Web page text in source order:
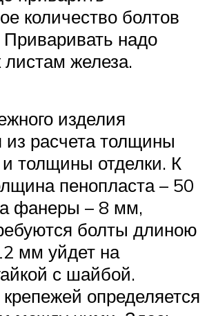
количество болтов
надо
железа.
изделия
из расчета толщины
толщины отделки. К
пенопласта – 50
фанеры – 8 мм,
болты длиною
мм уйдет на
с шайбой.
определяется